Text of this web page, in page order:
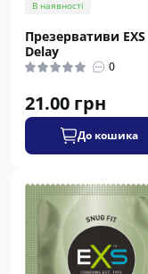
В наявності
Презервативи EXS
Delay
0
21.00 грн
До кошика